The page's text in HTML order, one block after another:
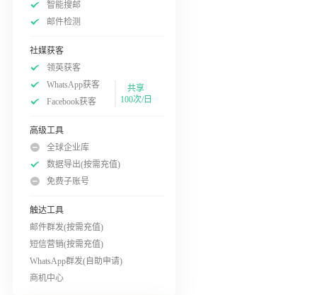
智能搜邮
邮件检测
社媒获客
领英获客
WhatsApp获客
Facebook获客
共享
100次/日
高级工具
全球企业库
数据导出(按需充值)
免费子账号
触达工具
邮件群发(按需充值)
短信营销(按需充值)
WhatsApp群发(自助申请)
商机中心